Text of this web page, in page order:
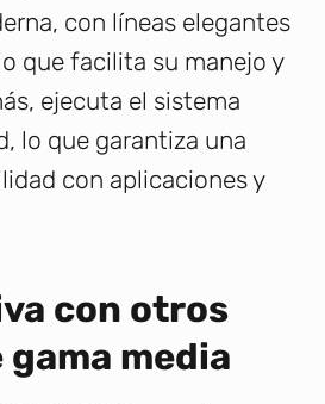
con líneas elegantes
que facilita su manejo y
ejecuta el sistema
lo que garantiza una
con aplicaciones y
con otros
media